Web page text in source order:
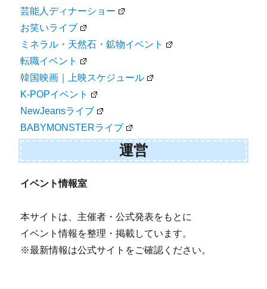
芸能人ディナーショー
お笑いライブ
ミネラル・天然石・鉱物イベント
転職イベント
韓国映画｜上映スケジュール
K-POPイベント
NewJeansライブ
BABYMONSTERライブ
運営
イベント情報室
本サイトは、主催者・公式発表をもとに
イベント情報を整理・掲載しています。
※最新情報は公式サイトをご確認ください。